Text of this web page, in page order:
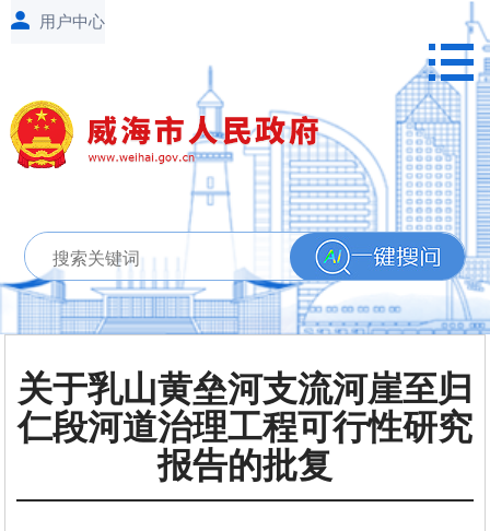
关于乳山黄垒河支流河崖至归
仁段河道治理工程可行性研究
报告的批复